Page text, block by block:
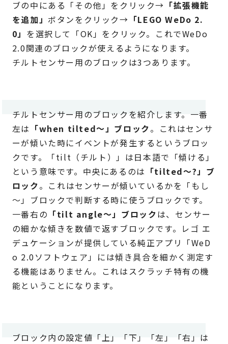
ブの中にある「その他」をクリック→ 「拡張機能
を追加」 ボタンをクリック→ 「LEGO WeDo 2.
0」 を選択して「OK」をクリック。これでWeDo
2.0関連のブロックが使えるようになります。
チルトセンサー用のブロックは3つあります。
チルトセンサー用のブロックを紹介します。一番
左は 「when tilted～」ブロック。これはセンサ
ーが傾いた時にイベントが発生するというブロッ
クです。「tilt（チルト）」は日本語で「傾ける」
という意味です。中央にあるのは 「tilted～?」ブ
ロック。これはセンサーが傾いているかを「もし
～」ブロックで判断する時に使うブロックです。
一番右の 「tilt angle～」ブロックは、センサー
の細かな傾きを数値で返すブロックです。レゴ エ
デュケーションが提供している純正アプリ「WeD
o 2.0ソフトウェア」には傾き具合を細かく測定す
る機能はありません。これはスクラッチ特有の機
能ということになります。
ブロック内の設定値「上」「下」「左」「右」は